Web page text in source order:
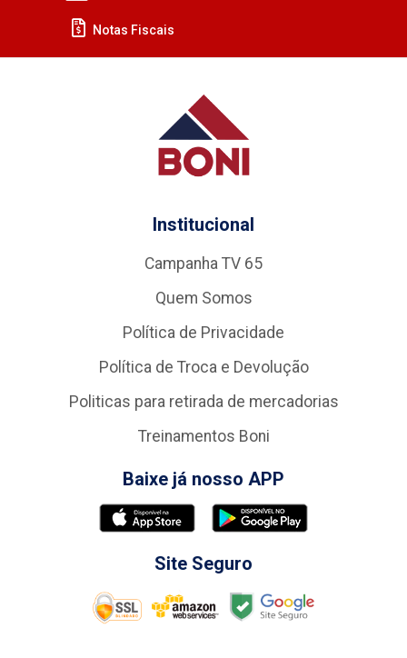
Notas Fiscais
Institucional
Campanha TV 65
Quem Somos
Política de Privacidade
Política de Troca e Devolução
Politicas para retirada de mercadorias
Treinamentos Boni
Baixe já nosso APP
Site Seguro